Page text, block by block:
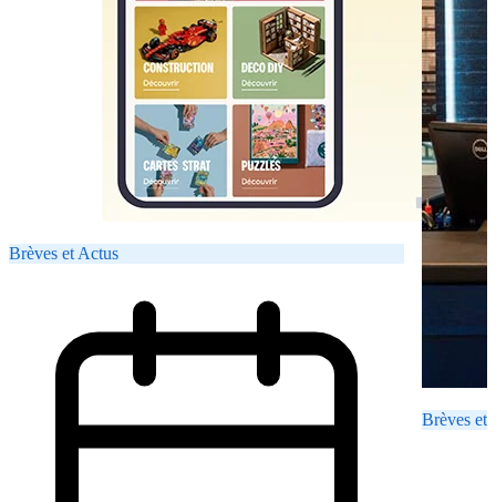
Brèves et Actus
Brèves et